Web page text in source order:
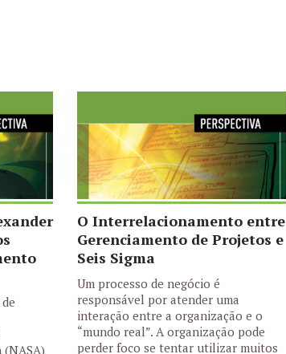
O Interrelacionamento entre
Gerenciamento de Projetos e
Seis Sigma
Um processo de negócio é
responsável por atender uma
interação entre a organização e o
“mundo real”. A organização pode
perder foco se tentar utilizar muitos